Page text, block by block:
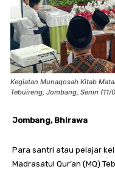
Kegiatan Munaqosah Kitab
Tebuireng, Jombang, Senin
Jombang, Bhirawa
Para santri atau pelajar
Madrasatul Qur’an (MQ)